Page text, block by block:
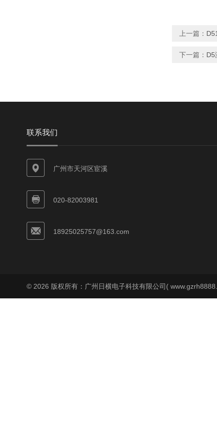
上一篇：
下一篇： D5
联系我们
广州市天河区宦溪
020-82003981
18925025757@163.com
© 2026 版权所有：广州日横电子科技有限公司(